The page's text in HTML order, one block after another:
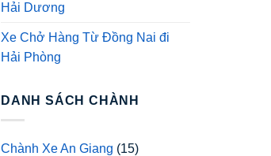
Hải Dương
Xe Chở Hàng Từ Đồng Nai đi
Hải Phòng
DANH SÁCH CHÀNH
Chành Xe An Giang (15)